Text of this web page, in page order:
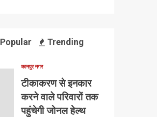
Popular Trending
कानपुर नगर
टीकाकरण से इनकार
करने वाले परिवारों तक
पहुंचेगी जोनल हेल्थ